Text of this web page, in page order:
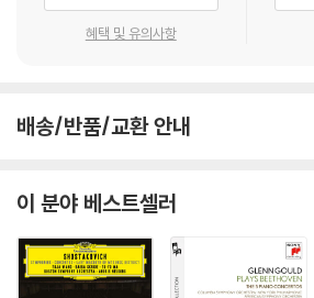
혜택 및 유의사항
배송/반품/교환 안내
이 분야 베스트셀러